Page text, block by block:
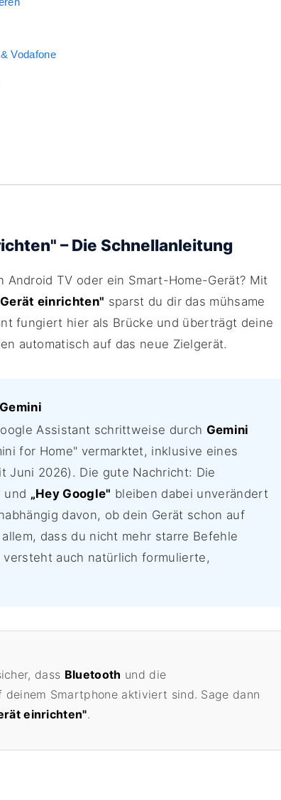
Vodafone
– Die Schnellanleitung
Android TV oder ein Smart-Home-Gerät? Mit
einrichten" sparst du dir das mühsame
fungiert hier als Brücke und überträgt deine
automatisch auf das neue Zielgerät.
Assistant schrittweise durch Gemini
for Home" vermarktet, inklusive eines
Juni 2026). Die gute Nachricht: Die
und „Hey Google" bleiben dabei unverändert
davon, ob dein Gerät schon auf
dass du nicht mehr starre Befehle
auch natürlich formulierte,
dass Bluetooth und die
deinem Smartphone aktiviert sind. Sage dann
einrichten".